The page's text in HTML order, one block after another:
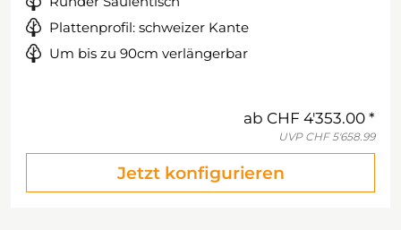
Plattenprofil: schweizer Kante
Um bis zu 90cm verlängerbar
ab CHF 4'353.00
UVP CHF 5'658.99
Jetzt konfigurieren